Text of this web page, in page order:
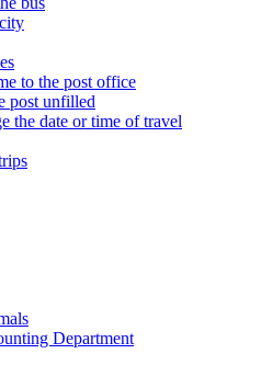
to the post office
post unfilled
the date or time of travel
Department